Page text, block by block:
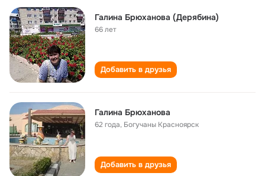
Галина Брюханова (Дерябина)
66 лет
Добавить в друзья
Галина Брюханова
62 года, Богучаны Красноярск
Добавить в друзья